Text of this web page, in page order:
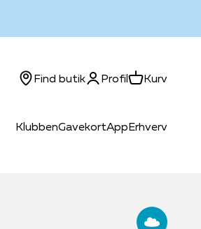
KlubbenGavekortAppErhverv
Find butikLog ind
ProfilKurvKurv